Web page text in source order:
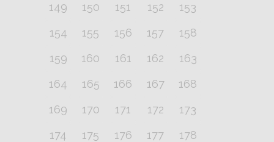
149
150 151 152
153
154
155 156 157
158
159
160 161 162
163
164
165 166 167
168
169
170 171 172
173
174
175 176 177
178